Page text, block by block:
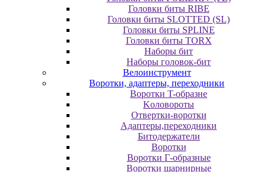
Головки биты RIBE
Головки биты SLOTTED (SL)
Головки биты SPLINE
Головки биты TORX
Наборы бит
Наборы головок-бит
Велоинструмент
Воротки, адаптеры, переходники
Bopoтки T-oбpaзне
Koлoвopoты
Oтвepтки-вopoтки
Адаптеры,переходники
Битодержатели
Воротки
Воротки Г-образные
Воротки шарнирные